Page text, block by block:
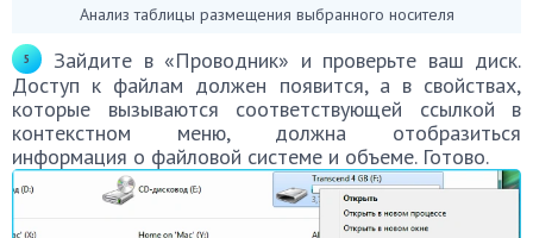
Анализ таблицы размещения выбранного носителя
Зайдите в «Проводник» и проверьте ваш диск.
Доступ к файлам должен появится, а в свойствах,
которые вызываются соответствующей ссылкой в
контекстном меню, должна отобразиться
информация о файловой системе и объеме. Готово.